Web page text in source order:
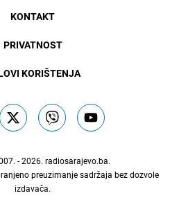
KONTAKT
PRIVATNOST
KORIŠTENJA
- 2026. radiosarajevo.ba.
preuzimanje sadržaja bez dozvole
izdavača.